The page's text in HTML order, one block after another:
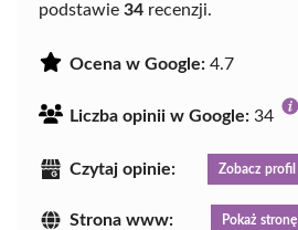
podstawie 34 recenzji.
Ocena w Google: 4.7
Liczba opinii w Google: 34
Czytaj opinie: Zobacz profil
Strona www: Pokaż stronę